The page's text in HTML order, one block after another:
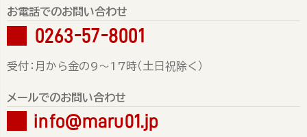
お電話でのお問い合わせ
0263-57-8001
受付：月から金の9～17時（土日祝除く）
メールでのお問い合わせ
info@maru01.jp